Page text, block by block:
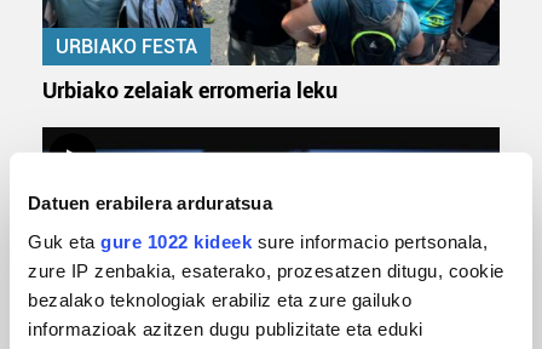
Datuen erabilera arduratsua
Guk eta gure 1022 kideek sure informacio pertsonala,
zure IP zenbakia, esaterako, prozesatzen ditugu, cookie
bezalako teknologiak erabiliz eta zure gailuko
informazioak azitzen dugu publizitate eta eduki
URBIAKO FESTA
Urbiako zelaiak erromeria leku